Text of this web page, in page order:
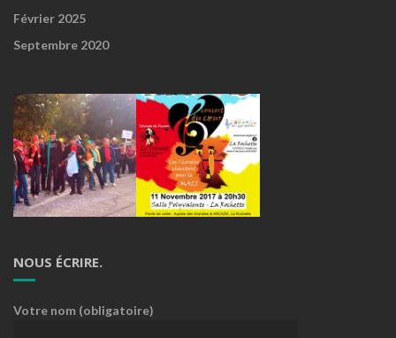
Février 2025
Septembre 2020
NOUS ÉCRIRE.
Votre nom (obligatoire)